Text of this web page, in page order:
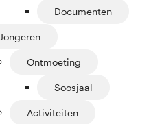
Documenten
Jongeren
Ontmoeting
Soosjaal
Activiteiten